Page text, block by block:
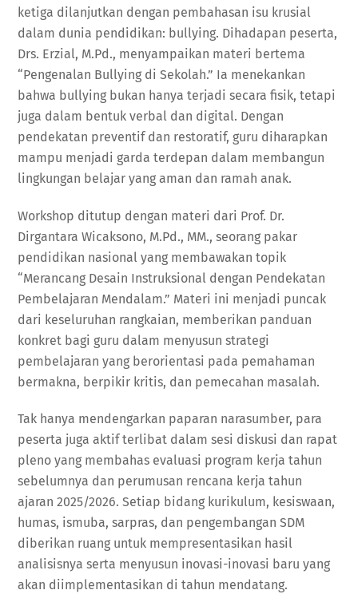
ketiga dilanjutkan dengan pembahasan isu krusial
dalam dunia pendidikan: bullying. Dihadapan peserta,
Drs. Erzial, M.Pd., menyampaikan materi bertema
“Pengenalan Bullying di Sekolah.” Ia menekankan
bahwa bullying bukan hanya terjadi secara fisik, tetapi
juga dalam bentuk verbal dan digital. Dengan
pendekatan preventif dan restoratif, guru diharapkan
mampu menjadi garda terdepan dalam membangun
lingkungan belajar yang aman dan ramah anak.
Workshop ditutup dengan materi dari Prof. Dr.
Dirgantara Wicaksono, M.Pd., MM., seorang pakar
pendidikan nasional yang membawakan topik
“Merancang Desain Instruksional dengan Pendekatan
Pembelajaran Mendalam.” Materi ini menjadi puncak
dari keseluruhan rangkaian, memberikan panduan
konkret bagi guru dalam menyusun strategi
pembelajaran yang berorientasi pada pemahaman
bermakna, berpikir kritis, dan pemecahan masalah.
Tak hanya mendengarkan paparan narasumber, para
peserta juga aktif terlibat dalam sesi diskusi dan rapat
pleno yang membahas evaluasi program kerja tahun
sebelumnya dan perumusan rencana kerja tahun
ajaran 2025/2026. Setiap bidang kurikulum, kesiswaan,
humas, ismuba, sarpras, dan pengembangan SDM
diberikan ruang untuk mempresentasikan hasil
analisisnya serta menyusun inovasi-inovasi baru yang
akan diimplementasikan di tahun mendatang.